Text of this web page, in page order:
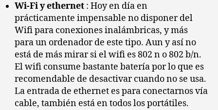
Wi-Fi y ethernet : Hoy en día en
prácticamente impensable no disponer del
Wifi para conexiones inalámbricas, y más
para un ordenador de este tipo. Aun y así no
está de más mirar si el wifi es 802 n o 802 b/n.
El wifi consume bastante batería por lo que es
recomendable de desactivar cuando no se usa.
La entrada de ethernet es para conectarnos vía
cable, también está en todos los portátiles.